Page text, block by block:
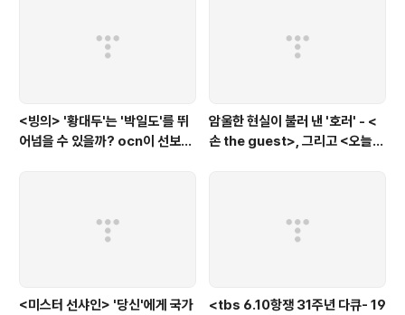
<빙의> '황대두'는 '박일도'를 뛰
어넘을 수 있을까? ocn이 선보인
암울한 현실이 불러 낸 '호러' - <
손 the guest>, 그리고 <오늘의
<미스터 선샤인> '당신'에게 국가
<tbs 6.10항쟁 31주년 다큐- 19